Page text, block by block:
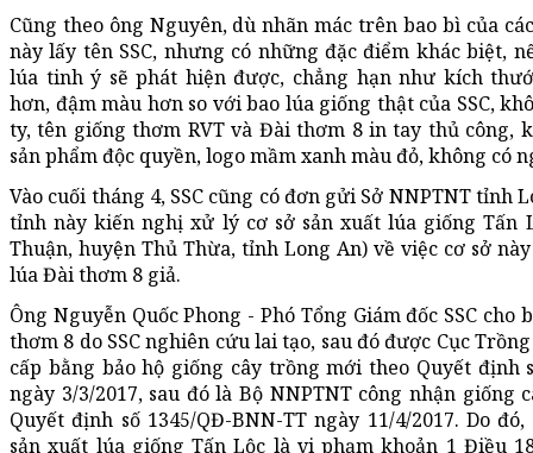
Cũng theo ông Nguyên, dù nhãn mác trên bao bì của
này lấy tên SSC, nhưng có những đặc điểm khác biệt,
lúa tinh ý sẽ phát hiện được, chẳng hạn như kích
hơn, đậm màu hơn so với bao lúa giống thật của SSC,
ty, tên giống thơm RVT và Đài thơm 8 in tay thủ công,
sản phẩm độc quyền, logo mầm xanh màu đỏ, không có
Vào cuối tháng 4, SSC cũng có đơn gửi Sở NNPTNT tỉnh
tỉnh này kiến nghị xử lý cơ sở sản xuất lúa giống Tấn
Thuận, huyện Thủ Thừa, tỉnh Long An) về việc cơ sở
lúa Đài thơm 8 giả.
Ông Nguyễn Quốc Phong - Phó Tổng Giám đốc SSC cho
thơm 8 do SSC nghiên cứu lai tạo, sau đó được Cục
cấp bằng bảo hộ giống cây trồng mới theo Quyết định
ngày 3/3/2017, sau đó là Bộ NNPTNT công nhận giống
Quyết định số 1345/QĐ-BNN-TT ngày 11/4/2017. Do
sản xuất lúa giống Tấn Lộc là vi phạm khoản 1 Điều